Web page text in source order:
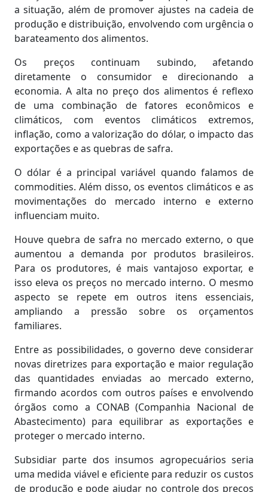
a situação, além de promover ajustes na cadeia de
produção e distribuição, envolvendo com urgência o
barateamento dos alimentos.
Os preços continuam subindo, afetando
diretamente o consumidor e direcionando a
economia. A alta no preço dos alimentos é reflexo
de uma combinação de fatores econômicos e
climáticos, com eventos climáticos extremos,
inflação, como a valorização do dólar, o impacto das
exportações e as quebras de safra.
O dólar é a principal variável quando falamos de
commodities. Além disso, os eventos climáticos e as
movimentações do mercado interno e externo
influenciam muito.
Houve quebra de safra no mercado externo, o que
aumentou a demanda por produtos brasileiros.
Para os produtores, é mais vantajoso exportar, e
isso eleva os preços no mercado interno. O mesmo
aspecto se repete em outros itens essenciais,
ampliando a pressão sobre os orçamentos
familiares.
Entre as possibilidades, o governo deve considerar
novas diretrizes para exportação e maior regulação
das quantidades enviadas ao mercado externo,
firmando acordos com outros países e envolvendo
órgãos como a CONAB (Companhia Nacional de
Abastecimento) para equilibrar as exportações e
proteger o mercado interno.
Subsidiar parte dos insumos agropecuários seria
uma medida viável e eficiente para reduzir os custos
de produção e pode ajudar no controle dos preços